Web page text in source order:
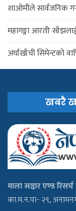
शाओमीले सार्वजनिक
महागङ्गा आरतीः
अर्घाखाँची सिमेन्टको
खबरै
माला सञ्चार एण्ड रिसर्च
का.म.न.पा- २९,